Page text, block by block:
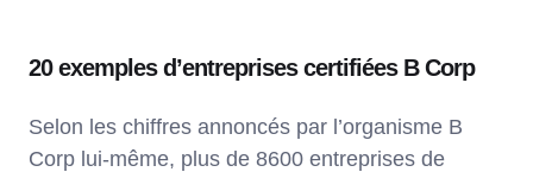
20 exemples d’entreprises certifiées B Corp
Selon les chiffres annoncés par l’organisme B
Corp lui-même, plus de 8600 entreprises de